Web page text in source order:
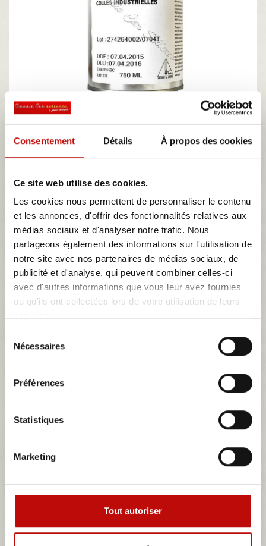
Consentement Détails À propos des cookies
Ce site web utilise des cookies.
Les cookies nous permettent de personnaliser le contenu
et les annonces, d'offrir des fonctionnalités relatives aux
médias sociaux et d'analyser notre trafic. Nous
partageons également des informations sur l'utilisation de
notre site avec nos partenaires de médias sociaux, de
publicité et d'analyse, qui peuvent combiner celles-ci
avec d'autres informations que vous leur avez fournies
ou qu'ils ont collectées lors de votre utilisation de leurs
Nécessaires
Préférences
Statistiques
Marketing
Tout autoriser
COLLE
Il y a 2 produits.
Résultats 1 - 2 sur 2.
colle néoprène en aérosol multi-usage pour mousse et materiaux divers